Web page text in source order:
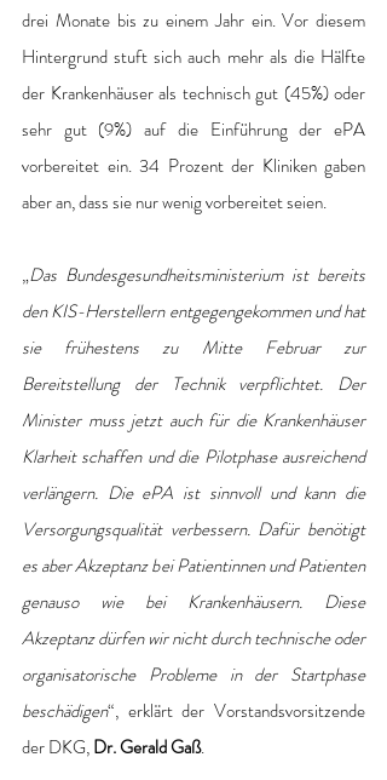
drei Monate bis zu einem Jahr ein. Vor diesem
Hintergrund stuft sich auch mehr als die Hälfte
der Krankenhäuser als technisch gut (45%) oder
sehr gut (9%) auf die Einführung der ePA
vorbereitet ein. 34 Prozent der Kliniken gaben
aber an, dass sie nur wenig vorbereitet seien.
„Das Bundesgesundheitsministerium ist bereits
den KIS-Herstellern entgegengekommen und hat
sie frühestens zu Mitte Februar zur
Bereitstellung der Technik verpflichtet. Der
Minister muss jetzt auch für die Krankenhäuser
Klarheit schaffen und die Pilotphase ausreichend
verlängern. Die ePA ist sinnvoll und kann die
Versorgungsqualität verbessern. Dafür benötigt
es aber Akzeptanz bei Patientinnen und Patienten
genauso wie bei Krankenhäusern. Diese
Akzeptanz dürfen wir nicht durch technische oder
organisatorische Probleme in der Startphase
beschädigen“, erklärt der Vorstandsvorsitzende
der DKG, Dr. Gerald Gaß.